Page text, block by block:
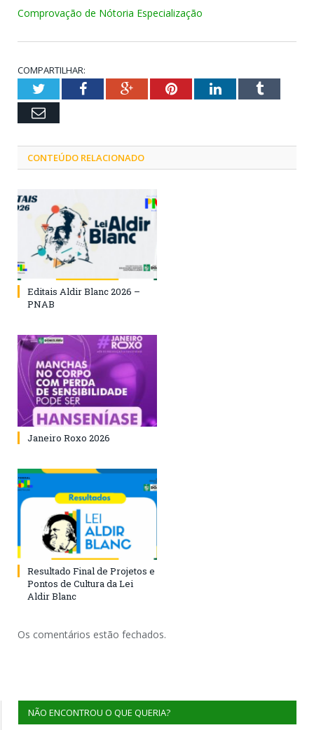
Comprovação de Nótoria Especialização
COMPARTILHAR:
TwitterFacebookGoogle+PinterestLinkedInTumblr
Email
CONTEÚDO RELACIONADO
Editais Aldir Blanc 2026 –
PNAB
Janeiro Roxo 2026
Resultado Final de Projetos e
Pontos de Cultura da Lei
Aldir Blanc
Os comentários estão fechados.
NÃO ENCONTROU O QUE QUERIA?